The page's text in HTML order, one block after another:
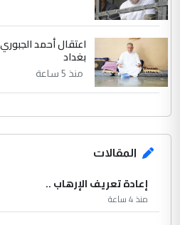
اعتقال أحمد
بغداد
منذ 5 ساعة
المقالات
إعادة تعريف الإرهاب ..
منذ 4 ساعة